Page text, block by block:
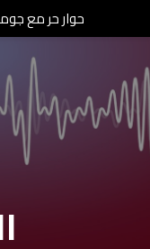
حوار حر مع